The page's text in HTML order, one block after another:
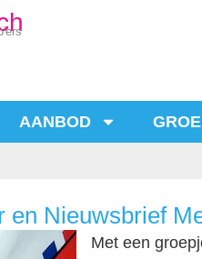
AANBOD
en Nieuwsbrief
Met een